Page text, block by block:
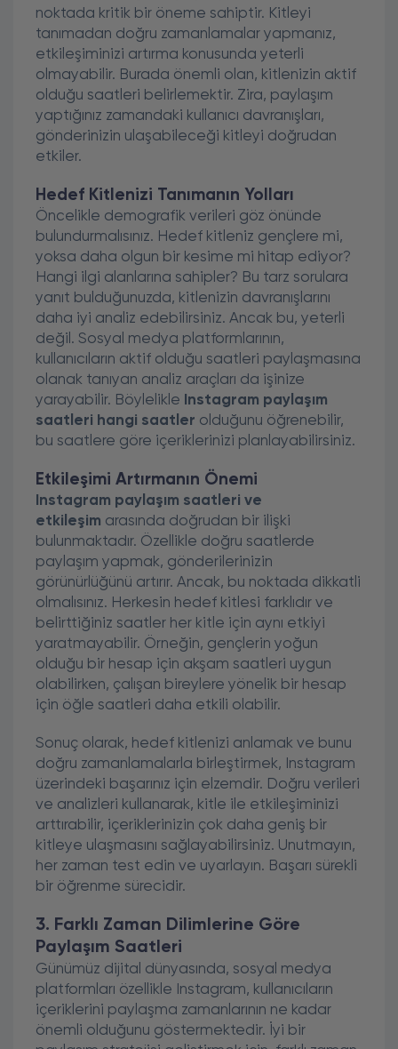
noktada kritik bir öneme sahiptir. Kitleyi
tanımadan doğru zamanlamalar yapmanız,
etkileşiminizi artırma konusunda yeterli
olmayabilir. Burada önemli olan, kitlenizin aktif
olduğu saatleri belirlemektir. Zira, paylaşım
yaptığınız zamandaki kullanıcı davranışları,
gönderinizin ulaşabileceği kitleyi doğrudan
etkiler.
Hedef Kitlenizi Tanımanın Yolları
Öncelikle demografik verileri göz önünde
bulundurmalısınız. Hedef kitleniz gençlere mi,
yoksa daha olgun bir kesime mi hitap ediyor?
Hangi ilgi alanlarına sahipler? Bu tarz sorulara
yanıt bulduğunuzda, kitlenizin davranışlarını
daha iyi analiz edebilirsiniz. Ancak bu, yeterli
değil. Sosyal medya platformlarının,
kullanıcıların aktif olduğu saatleri paylaşmasına
olanak tanıyan analiz araçları da işinize
yarayabilir. Böylelikle Instagram paylaşım
saatleri hangi saatler olduğunu öğrenebilir,
bu saatlere göre içeriklerinizi planlayabilirsiniz.
Etkileşimi Artırmanın Önemi
Instagram paylaşım saatleri ve
etkileşim arasında doğrudan bir ilişki
bulunmaktadır. Özellikle doğru saatlerde
paylaşım yapmak, gönderilerinizin
görünürlüğünü artırır. Ancak, bu noktada dikkatli
olmalısınız. Herkesin hedef kitlesi farklıdır ve
belirttiğiniz saatler her kitle için aynı etkiyi
yaratmayabilir. Örneğin, gençlerin yoğun
olduğu bir hesap için akşam saatleri uygun
olabilirken, çalışan bireylere yönelik bir hesap
için öğle saatleri daha etkili olabilir.
Sonuç olarak, hedef kitlenizi anlamak ve bunu
doğru zamanlamalarla birleştirmek, Instagram
üzerindeki başarınız için elzemdir. Doğru verileri
ve analizleri kullanarak, kitle ile etkileşiminizi
arttırabilir, içeriklerinizin çok daha geniş bir
kitleye ulaşmasını sağlayabilirsiniz. Unutmayın,
her zaman test edin ve uyarlayın. Başarı sürekli
bir öğrenme sürecidir.
3. Farklı Zaman Dilimlerine Göre
Paylaşım Saatleri
Günümüz dijital dünyasında, sosyal medya
platformları özellikle Instagram, kullanıcıların
içeriklerini paylaşma zamanlarının ne kadar
önemli olduğunu göstermektedir. İyi bir